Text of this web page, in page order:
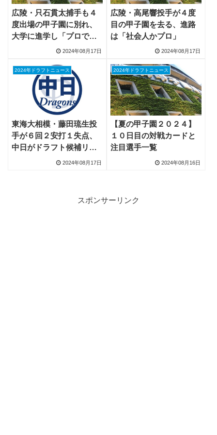
広陵・只石貫太捕手も４
度出場の甲子園に別れ、
大学に進学し「プロで高
尾と・・・」
2024年08月17日
広陵・高尾響投手が４度
目の甲子園を去る、進路
は「社会人かプロ」
2024年08月17日
2024年ドラフトニュース
東海大相模・藤田琉生投
手が６回２安打１失点、
中日がドラフト候補リス
2024年08月17日
2024年ドラフトニュース
【夏の甲子園２０２４】
１０日目の対戦カードと
注目選手一覧
2024年08月16日
スポンサーリンク